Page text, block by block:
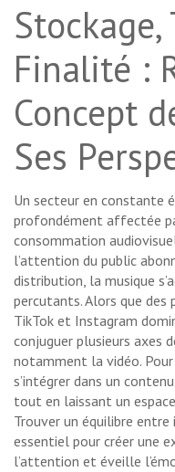
Finalité :
Concept
Ses
Un secteur en constante
profondément affectée
consommation
l’attention du public
distribution, la musique
percutants. Alors que
TikTok et Instagram
conjuguer plusieurs axes
notamment la vidéo.
s’intégrer dans un
tout en laissant un
Trouver un équilibre
essentiel pour créer une
l’attention et éveille